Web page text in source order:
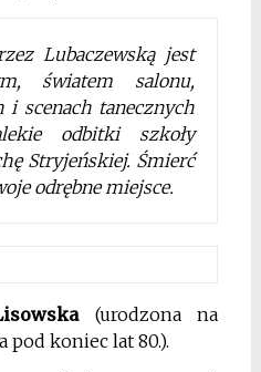
Lubaczewską jest
światem salonu,
i scenach tanecznych
odbitki szkoły
Stryjeńskiej. Śmierć
odrębne miejsce.
(urodzona na
pod koniec lat 80.).